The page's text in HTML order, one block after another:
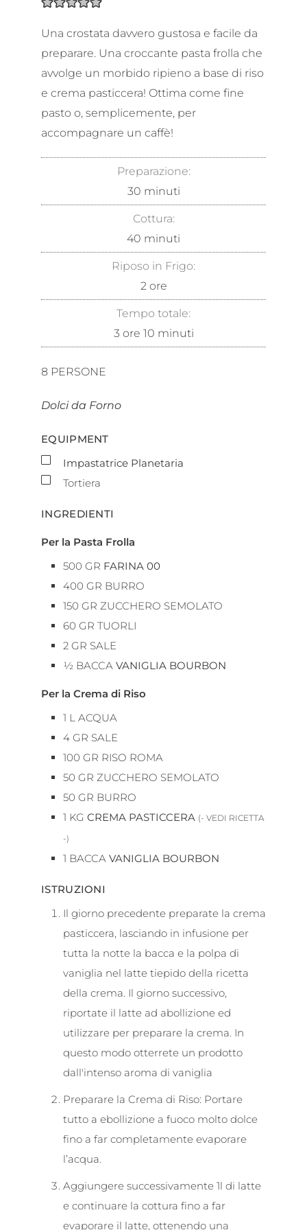
Una crostata davvero gustosa e facile da
preparare. Una croccante pasta frolla che
avvolge un morbido ripieno a base di riso
e crema pasticcera! Ottima come fine
pasto o, semplicemente, per
accompagnare un caffè!
Preparazione:
30 minuti
Cottura:
40 minuti
Riposo in Frigo:
2 ore
Tempo totale:
3 ore 10 minuti
8 PERSONE
Dolci da Forno
EQUIPMENT
▢Impastatrice Planetaria
▢
Tortiera
INGREDIENTI
Per la Pasta Frolla
500 GR FARINA 00
400 GR BURRO
150 GR ZUCCHERO SEMOLATO
60 GR TUORLI
2 GR SALE
½ BACCA VANIGLIA BOURBON
Per la Crema di Riso
1 L ACQUA
4 GR SALE
100 GR RISO ROMA
50 GR ZUCCHERO SEMOLATO
50 GR BURRO
1 KG CREMA PASTICCERA (- VEDI RICETTA
-)
1 BACCA VANIGLIA BOURBON
ISTRUZIONI
Il giorno precedente preparate la crema
pasticcera, lasciando in infusione per
tutta la notte la bacca e la polpa di
vaniglia nel latte tiepido della ricetta
della crema. Il giorno successivo,
riportate il latte ad abollizione ed
utilizzare per preparare la crema. In
questo modo otterrete un prodotto
dall'intenso aroma di vaniglia
Preparare la Crema di Riso: Portare
tutto a ebollizione a fuoco molto dolce
fino a far completamente evaporare
l’acqua.
Aggiungere successivamente 1l di latte
e continuare la cottura fino a far
evaporare il latte, ottenendo una